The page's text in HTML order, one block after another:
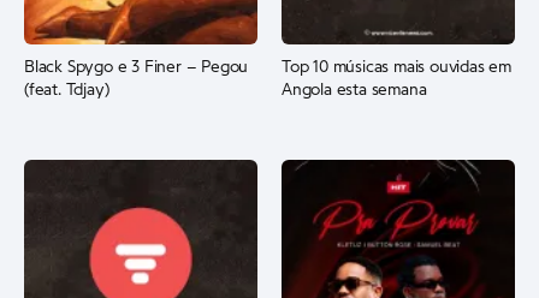
Black Spygo e 3 Finer – Pegou
(feat. Tdjay)
Top 10 músicas mais ouvidas em
Angola esta semana